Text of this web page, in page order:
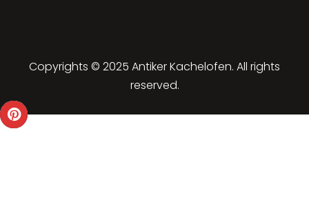
Copyrights © 2025 Antiker Kachelofen. All rights
reserved.